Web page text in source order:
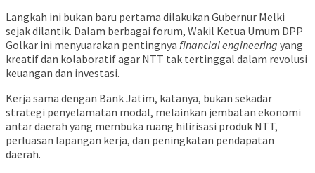
Langkah ini bukan baru pertama dilakukan Gubernur Melki
sejak dilantik. Dalam berbagai forum, Wakil Ketua Umum DPP
Golkar ini menyuarakan pentingnya financial engineering yang
kreatif dan kolaboratif agar NTT tak tertinggal dalam revolusi
keuangan dan investasi.
Kerja sama dengan Bank Jatim, katanya, bukan sekadar
strategi penyelamatan modal, melainkan jembatan ekonomi
antar daerah yang membuka ruang hilirisasi produk NTT,
perluasan lapangan kerja, dan peningkatan pendapatan
daerah.